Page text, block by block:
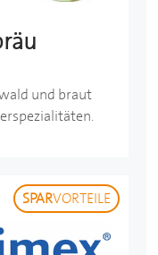
und braut
SPARVORTEILE